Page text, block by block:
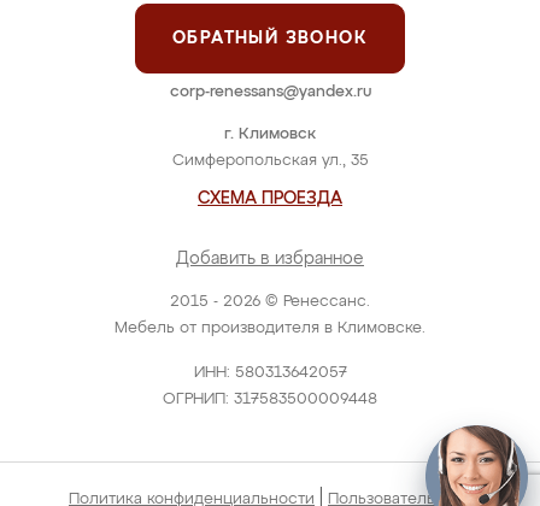
2015 - 2026 © Ренессанс.
Мебель от производителя в Климовске.
ИНН: 580313642057
ОГРНИП: 317583500009448
г. Климовск
Симферопольская ул., 35
СХЕМА ПРОЕЗДА
Добавить в избранное
ОБРАТНЫЙ ЗВОНОК
corp-renessans@yandex.ru
Политика конфиденциальности Пользовательское